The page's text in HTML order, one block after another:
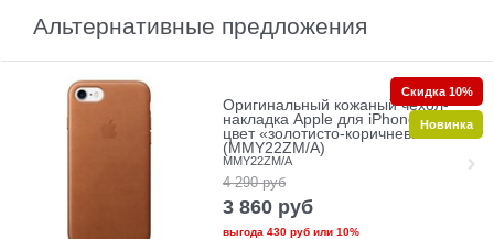
Альтернативные предложения
Оригинальный кожаный чехол-
накладка Apple для iPhone 7/8,
цвет «золотисто-коричневый»
(MMY22ZM/A)
MMY22ZM/A
4 290 руб
3 860 руб
выгода 430 рубили 10%
Скидка 10%
Новинка